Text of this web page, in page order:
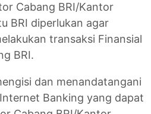
Cabang BRI/Kantor
BRI diperlukan agar
transaksi Finansial
BRI.
dan menandatangani
Banking yang dapat